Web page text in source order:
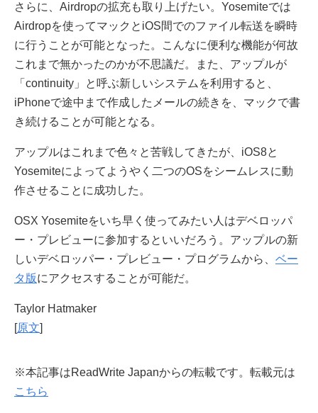
さらに、Airdropの拡充も取り上げたい。Yosemiteでは
Airdropを使ってマックとiOS間でのファイル転送を瞬時
に行うことが可能となった。こんなに便利な機能が何故
これまで無かったのかが不思議だ。また、アップルが
「continuity」と呼ぶ新しいシステムを利用すると、
iPhoneで途中まで作成したメールの続きを、マックで書
き続けることが可能となる。
アップルはこれまで色々と苦戦してきたが、iOS8と
Yosemiteによってようやく二つのOSをシームレスに動
作させることに成功した。
OSX Yosemiteをいち早く使ってみたい人はデベロッパ
ー・プレビューに参加するといいだろう。アップルの新
しいデベロッパー・プレビュー・プログラムから、 ベー
タ版にアクセスすることが可能だ。
Taylor Hatmaker
[原文]
※本記事はReadWrite Japanからの転載です。転載元は
こちら